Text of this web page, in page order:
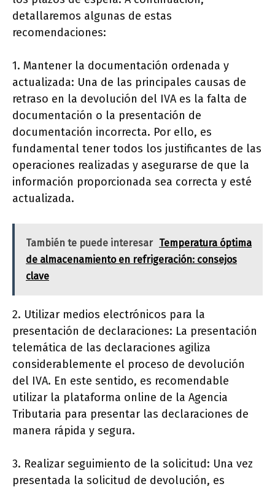
detallaremos algunas de estas
recomendaciones:
1. Mantener la documentación ordenada y
actualizada: Una de las principales causas de
retraso en la devolución del IVA es la falta de
documentación o la presentación de
documentación incorrecta. Por ello, es
fundamental tener todos los justificantes de las
operaciones realizadas y asegurarse de que la
información proporcionada sea correcta y esté
actualizada.
También te puede interesar Temperatura óptima
de almacenamiento en refrigeración: consejos
clave
2. Utilizar medios electrónicos para la
presentación de declaraciones: La presentación
telemática de las declaraciones agiliza
considerablemente el proceso de devolución
del IVA. En este sentido, es recomendable
utilizar la plataforma online de la Agencia
Tributaria para presentar las declaraciones de
manera rápida y segura.
3. Realizar seguimiento de la solicitud: Una vez
presentada la solicitud de devolución, es